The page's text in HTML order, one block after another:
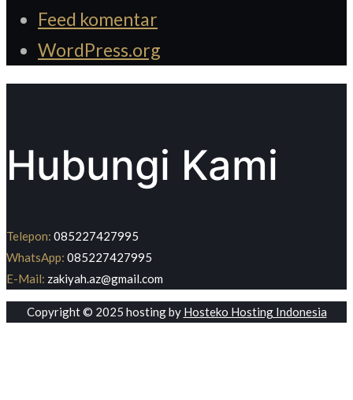
Feed komentar
WordPress.org
Hubungi Kami
Telepon: 085227427995
WhatsApp: 085227427995
E-Mail: zakiyah.az@gmail.com
Copyright © 2025 hosting by Hosteko Hosting Indonesia